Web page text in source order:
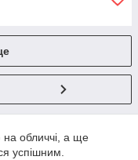
на обличчі, а ще
успішним.